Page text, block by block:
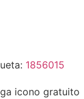
1856015